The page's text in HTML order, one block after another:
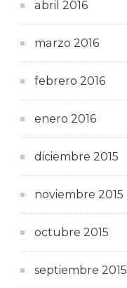
abril 2016
marzo 2016
febrero 2016
enero 2016
diciembre 2015
noviembre 2015
octubre 2015
septiembre 2015